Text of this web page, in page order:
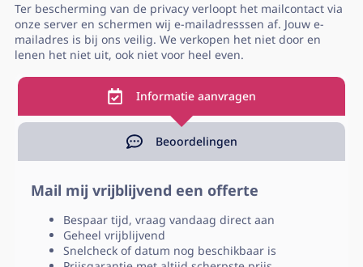
Ter bescherming van de privacy verloopt het mailcontact via
onze server en schermen wij e-mailadresssen af. Jouw e-
mailadres is bij ons veilig. We verkopen het niet door en
lenen het niet uit, ook niet voor heel even.
Informatie aanvragen
Beoordelingen
Mail mij vrijblijvend een offerte
Bespaar tijd, vraag vandaag direct aan
Geheel vrijblijvend
Snelcheck of datum nog beschikbaar is